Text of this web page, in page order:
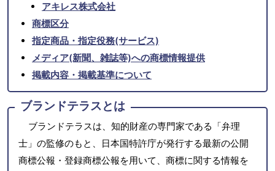
アキレス株式会社
商標区分
指定商品・指定役務(サービス)
メディア(新聞、雑誌等)への商標情報提供
掲載内容・掲載基準について
ブランドテラスとは
ブランドテラスは、知的財産の専門家である「弁理
士」の監修のもと、日本国特許庁が発行する最新の公開
商標公報・登録商標公報を用いて、商標に関する情報を